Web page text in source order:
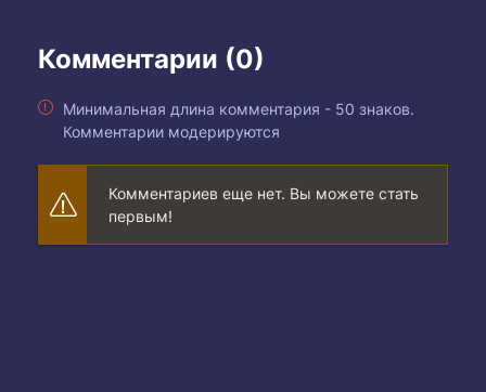
Комментарии (0)
Минимальная длина комментария - 50 знаков.
Комментарии модерируются
Комментариев еще нет. Вы можете стать
первым!